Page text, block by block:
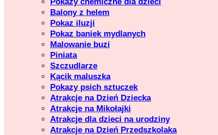
Balony z helem
Pokaz iluzji
Pokaz baniek mydlanych
Malowanie buzi
Piniata
Szczudlarze
Kącik maluszka
Pokazy psich sztuczek
Atrakcje na Dzień Dziecka
Atrakcje na Mikołajki
Atrakcje dla dzieci na urodziny
Atrakcje na Dzień Przedszkolaka